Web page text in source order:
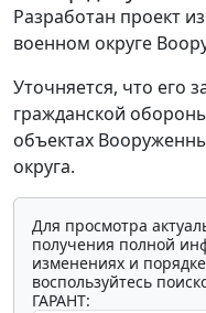
Разработан проект
военном округе
Уточняется, что его
гражданской
объектах
округа.
Для просмотра
получения полной
изменениях и
воспользуйтесь
ГАРАНТ: